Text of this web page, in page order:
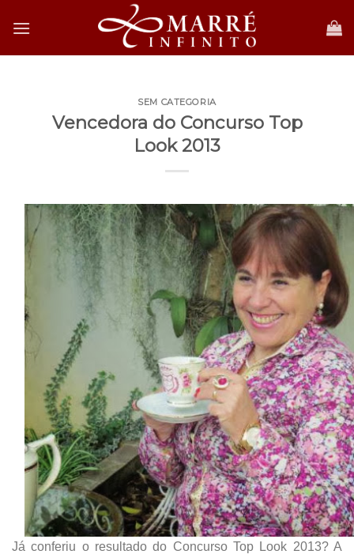
SEM CATEGORIA
Vencedora do Concurso Top
Look 2013
Já conferiu o resultado do Concurso Top Look 2013? A